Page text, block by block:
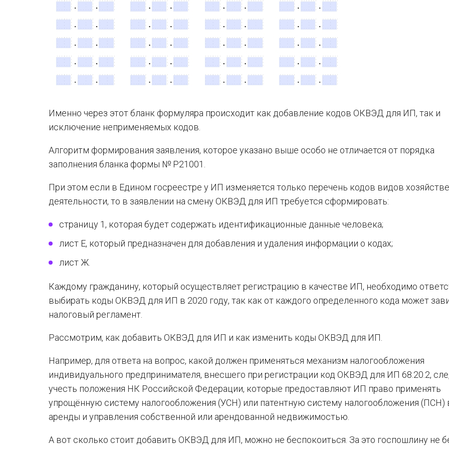
Именно через этот бланк формуляра происходит как добавление кодов ОКВЭД для ИП, так и
исключение неприменяемых кодов.
Алгоритм формирования заявления, которое указано выше особо не отличается от порядка
заполнения бланка формы № Р21001.
При этом если в Едином госреестре у ИП изменяется только перечень кодов видов
деятельности, то в заявлении на смену ОКВЭД для ИП требуется сформировать:
страницу 1, которая будет содержать идентификационные данные человека;
лист Е, который предназначен для добавления и удаления информации о кодах;
лист Ж.
Каждому гражданину, который осуществляет регистрацию в качестве ИП, необходимо
выбирать коды ОКВЭД для ИП в 2020 году, так как от каждого определенного кода может
налоговый регламент.
Рассмотрим, как добавить ОКВЭД для ИП и как изменить коды ОКВЭД для ИП.
Например, для ответа на вопрос, какой должен применяться механизм налогообложения
индивидуального предпринимателя, внесшего при регистрации код ОКВЭД для ИП 68.20.2,
учесть положения НК Российской Федерации, которые предоставляют ИП право применять
упрощённую систему налогообложения (УСН) или патентную систему налогообложения (ПСН)
аренды и управления собственной или арендованной недвижимостью.
А вот сколько стоит добавить ОКВЭД для ИП, можно не беспокоиться. За это госпошлину не